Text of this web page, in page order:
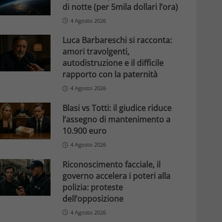
di notte (per 5mila dollari l’ora)
4 Agosto 2026
Luca Barbareschi si racconta:
amori travolgenti,
autodistruzione e il difficile
rapporto con la paternità
4 Agosto 2026
Blasi vs Totti: il giudice riduce
l’assegno di mantenimento a
10.900 euro
4 Agosto 2026
Riconoscimento facciale, il
governo accelera i poteri alla
polizia: proteste
dell’opposizione
4 Agosto 2026